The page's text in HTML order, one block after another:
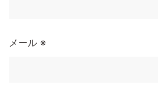
メール ※